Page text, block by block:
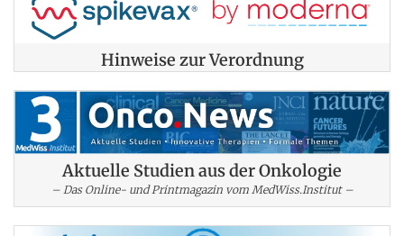
Hinweise zur Verordnung
Aktuelle Studien aus der Onkologie
– Das Online- und Printmagazin vom MedWiss.Institut –